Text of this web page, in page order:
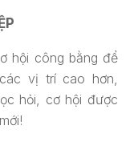
hội công bằng để
vị trí cao hơn,
hỏi, cơ hội được